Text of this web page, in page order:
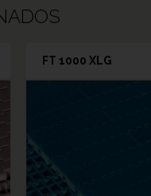
FT 1000 XLG